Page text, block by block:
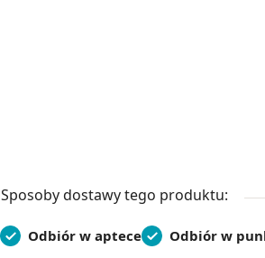
Sposoby dostawy tego produktu:
Odbiór w aptece Odbiór w